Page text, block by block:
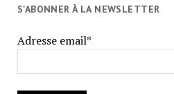
S'ABONNER À LA NEWSLETTER
Adresse email*